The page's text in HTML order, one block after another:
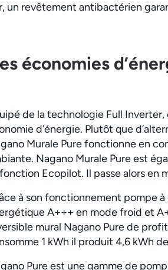
un revêtement antibactérien
économies
de la technologie Full
d’énergie. Plutôt que
Murale Pure fonctionne en
Nagano Murale Pure est
Ecopilot. Il passe alors en
à son fonctionnement pompe
A+++ en mode froid et
mural Nagano Pure de
1 kWh il produit 4,6 kWh
Pure est une gamme de